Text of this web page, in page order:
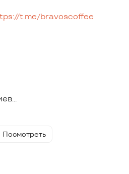
t.me/bravoscoffee
Посмотреть